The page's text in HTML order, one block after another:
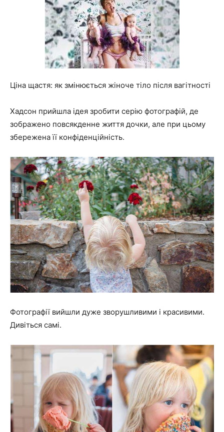
Ціна щастя: як змінюється жіноче тіло після вагітності
Хадсон прийшла ідея зробити серію фотографій, де
зображено повсякденне життя дочки, але при цьому
збережена її конфіденційність.
Фотографії вийшли дуже зворушливими і красивими.
Дивіться самі.